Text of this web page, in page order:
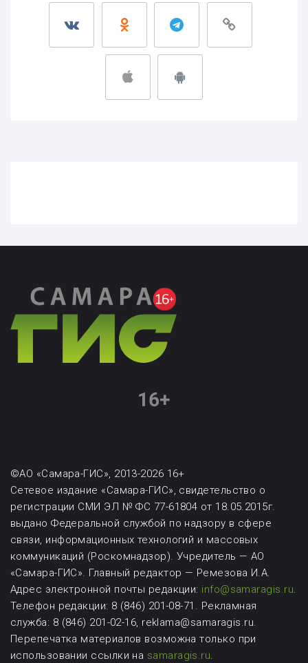
©АО «Самара-ГИС», 2013-2026 16+
Сетевое издание «Самара-ГИС», свидетельство о
регистрации СМИ ЭЛ № ФС 77-61804 от 18.05.2015г.
выдано Федеральной службой по надзору в сфере
связи, информационных технологий и массовых
коммуникаций (Роскомнадзор). Учредитель — АО
«Самара-ГИС». Главный редактор — Ремезова И.А.
Адрес электронной почты редакции: info@samaragis.ru.
Телефон редакции: 8 (846) 201-08-71. Рекламная
служба: 8 (846) 201-02-16, reklama@samaragis.ru.
Перепечатка материалов возможнатолько при
использовании ссылки на samaragis.ru.